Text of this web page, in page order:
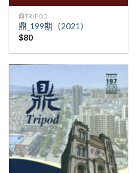
鼎TRIPOD
鼎_199期（2021）
$80